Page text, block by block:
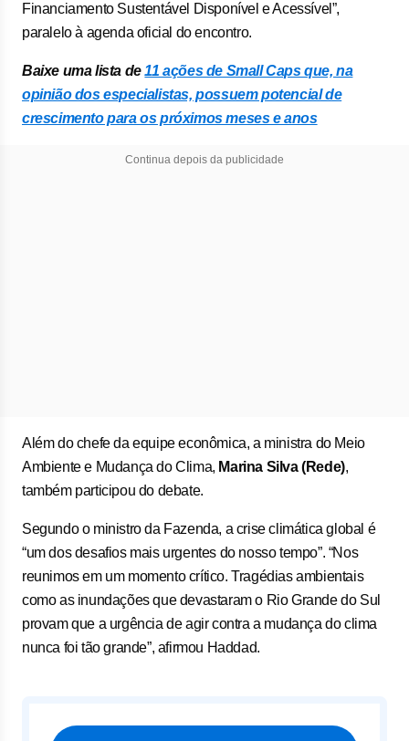
Financiamento Sustentável Disponível e Acessível”,
paralelo à agenda oficial do encontro.
Baixe uma lista de 11 ações de Small Caps que, na
opinião dos especialistas, possuem potencial de
crescimento para os próximos meses e anos
Continua depois da publicidade
Além do chefe da equipe econômica, a ministra do Meio
Ambiente e Mudança do Clima, Marina Silva (Rede),
também participou do debate.
Segundo o ministro da Fazenda, a crise climática global é
“um dos desafios mais urgentes do nosso tempo”. “Nos
reunimos em um momento crítico. Tragédias ambientais
como as inundações que devastaram o Rio Grande do Sul
provam que a urgência de agir contra a mudança do clima
nunca foi tão grande”, afirmou Haddad.